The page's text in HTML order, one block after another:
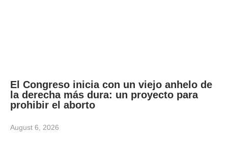
El Congreso inicia con un viejo anhelo de
la derecha más dura: un proyecto para
prohibir el aborto
August 6, 2026